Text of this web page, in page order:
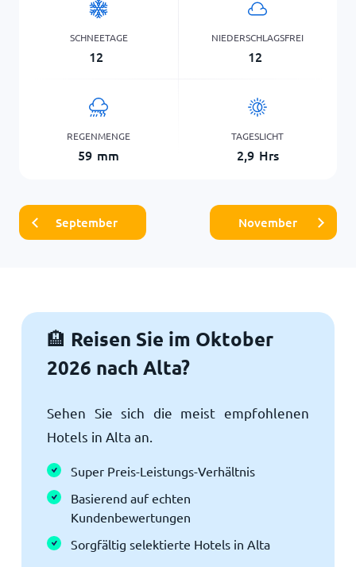
SCHNEETAGE
12
NIEDERSCHLAGSFREI
12
REGENMENGE
59 mm
TAGESLICHT
2,9 Hrs
September November
🏨 Reisen Sie im Oktober
2026 nach Alta?
Sehen Sie sich die meist empfohlenen
Hotels in Alta an.
Super Preis-Leistungs-Verhältnis
Basierend auf echten
Kundenbewertungen
Sorgfältig selektierte Hotels in Alta